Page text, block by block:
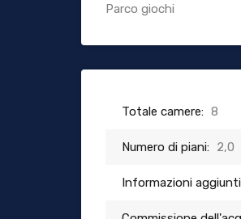
Parco giochi
Totale camere: 8
Numero di piani: 2,0
Informazioni